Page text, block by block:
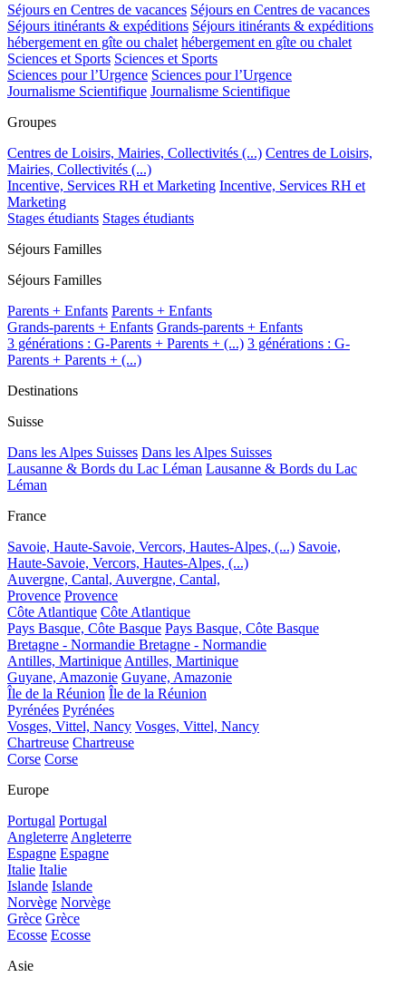
Séjours en Centres de vacances Séjours en Centres de vacances
Séjours itinérants & expéditions Séjours itinérants & expéditions
hébergement en gîte ou chalet hébergement en gîte ou chalet
Sciences et Sports Sciences et Sports
Sciences pour l’Urgence Sciences pour l’Urgence
Journalisme Scientifique Journalisme Scientifique
Groupes
Centres de Loisirs, Mairies, Collectivités (...) Centres de Loisirs,
Mairies, Collectivités (...)
Incentive, Services RH et Marketing Incentive, Services RH et
Marketing
Stages étudiants Stages étudiants
Séjours Familles
Séjours Familles
Parents + Enfants Parents + Enfants
Grands-parents + Enfants Grands-parents + Enfants
3 générations : G-Parents + Parents + (...) 3 générations : G-
Parents + Parents + (...)
Destinations
Suisse
Dans les Alpes Suisses Dans les Alpes Suisses
Lausanne & Bords du Lac Léman Lausanne & Bords du Lac
Léman
France
Savoie, Haute-Savoie, Vercors, Hautes-Alpes, (...) Savoie,
Haute-Savoie, Vercors, Hautes-Alpes, (...)
Auvergne, Cantal, Auvergne, Cantal,
Provence Provence
Côte Atlantique Côte Atlantique
Pays Basque, Côte Basque Pays Basque, Côte Basque
Bretagne - Normandie Bretagne - Normandie
Antilles, Martinique Antilles, Martinique
Guyane, Amazonie Guyane, Amazonie
Île de la Réunion Île de la Réunion
Pyrénées Pyrénées
Vosges, Vittel, Nancy Vosges, Vittel, Nancy
Chartreuse Chartreuse
Corse Corse
Europe
Portugal Portugal
Angleterre Angleterre
Espagne Espagne
Italie Italie
Islande Islande
Norvège Norvège
Grèce Grèce
Ecosse Ecosse
Asie